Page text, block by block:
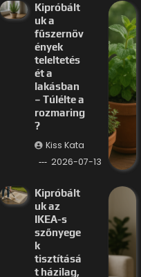
Kipróbált
uk a
fűszernöv
ények
teleltetés
ét a
lakásban
– Túlélte a
rozmaring
?
Kiss Kata
2026-07-13
Kipróbált
uk az
IKEA-s
szőnyege
k
tisztításá
t házilag,